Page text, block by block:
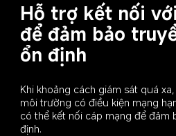
Hỗ trợ kết nối
để đảm bảo
ổn định
Khi khoảng cách giám sát quá
môi trường có điều kiện mạng
có thể kết nối cáp mạng để đảm
định.